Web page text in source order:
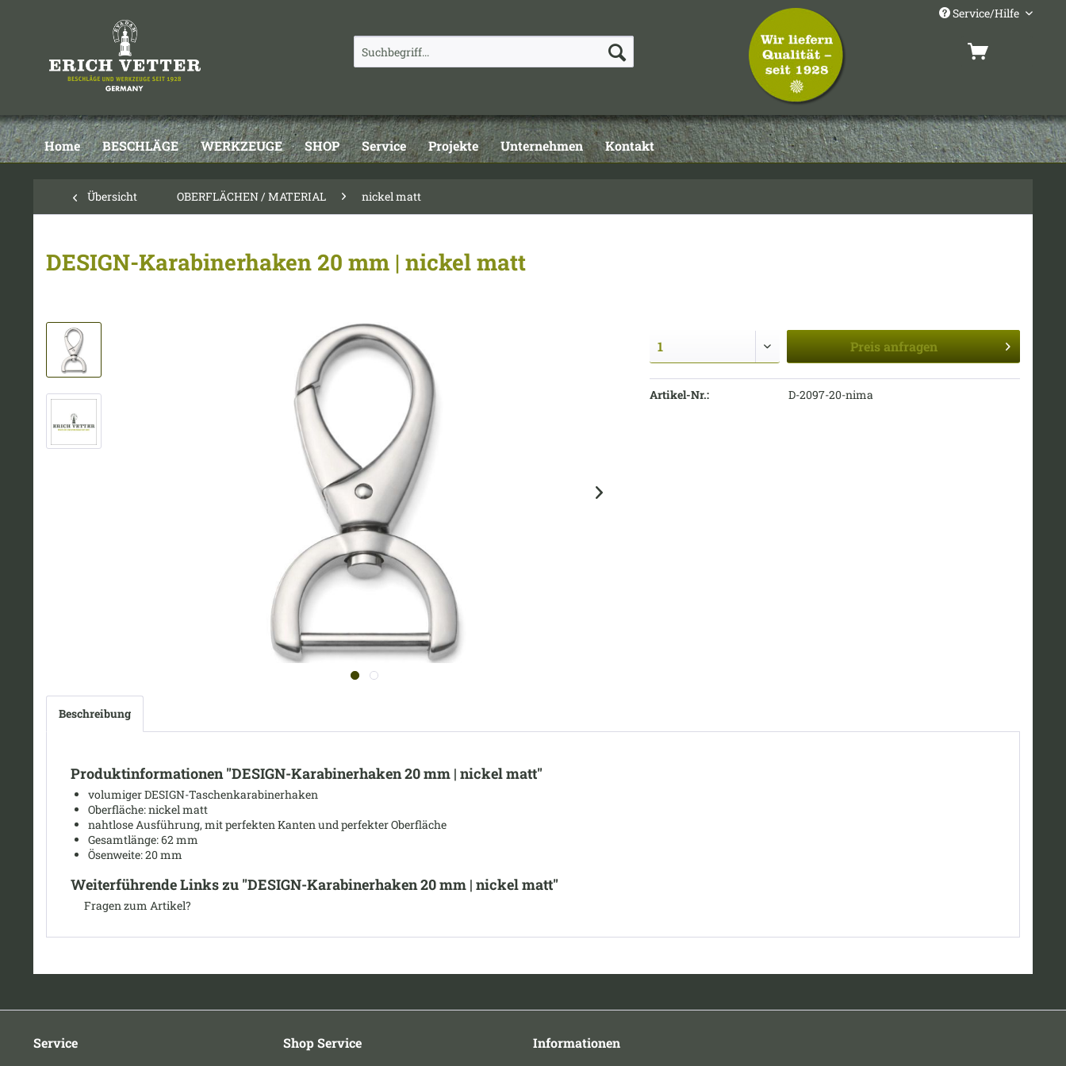
Service/Hilfe
Home BESCHLÄGE WERKZEUGE SHOP Service Projekte Unternehmen Kontakt
Übersicht OBERFLÄCHEN / MATERIAL nickel matt
DESIGN-Karabinerhaken 20 mm | nickel matt
Preis anfragen
Artikel-Nr.: D-2097-20-nima
Beschreibung
Produktinformationen "DESIGN-Karabinerhaken 20 mm | nickel matt"
volumiger DESIGN-Taschenkarabinerhaken
Oberfläche: nickel matt
nahtlose Ausführung, mit perfekten Kanten und perfekter Oberfläche
Gesamtlänge: 62 mm
Ösenweite: 20 mm
Weiterführende Links zu "DESIGN-Karabinerhaken 20 mm | nickel matt"
Fragen zum Artikel?
Service Shop Service Informationen